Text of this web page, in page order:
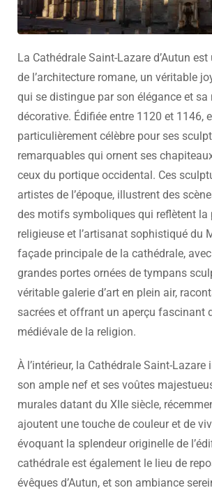
La Cathédrale Saint-Lazare d’Autun
de l’architecture romane, un véritable
qui se distingue par son élégance et sa
décorative. Édifiée entre 1120 et 1146,
particulièrement célèbre pour ses
remarquables qui ornent ses
ceux du portique occidental. Ces
artistes de l’époque, illustrent des
des motifs symboliques qui reflètent la
religieuse et l’artisanat sophistiqué du
façade principale de la cathédrale,
grandes portes ornées de tympans
véritable galerie d’art en plein air,
sacrées et offrant un aperçu fascinant
médiévale de la religion.
À l’intérieur, la Cathédrale Saint-
son ample nef et ses voûtes
murales datant du XIIe siècle,
ajoutent une touche de couleur et de
évoquant la splendeur originelle de
cathédrale est également le lieu de
évêques d’Autun, et son ambiance